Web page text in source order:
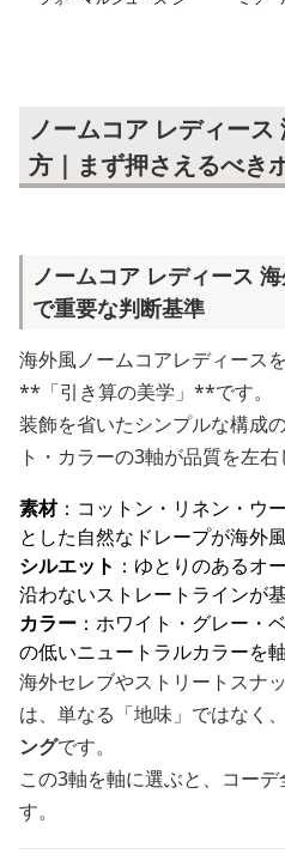
ノームコア レディー
方｜まず押さえるべき
ノームコア レディース
で重要な判断基準
海外風ノームコアレディース
**「引き算の美学」**です。
装飾を省いたシンプルな構成
ト・カラーの3軸が品質を左右
素材：コットン・リネン・ウ
とした自然なドレープが海外
シルエット ：ゆとりのあるオ
沿わないストレートラインが
カラー ：ホワイト・グレー・
の低いニュートラルカラーを
海外セレブやストリートスナ
は、単なる「地味」ではなく、
ングです。
この3軸を軸に選ぶと、コー
す。